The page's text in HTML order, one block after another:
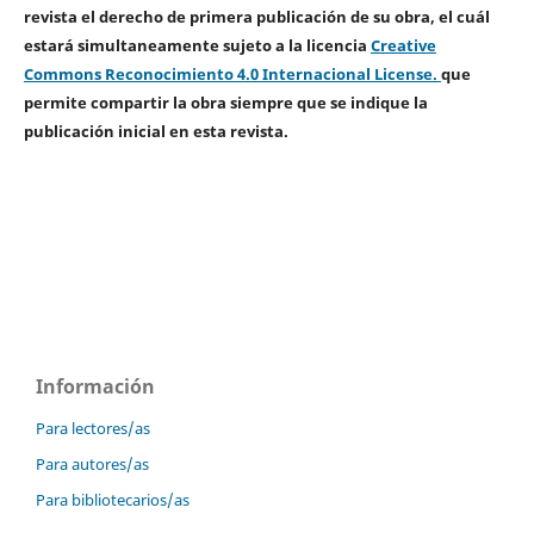
revista el derecho de primera publicación de su obra, el cuál
estará simultaneamente sujeto a la licencia Creative
Commons Reconocimiento 4.0 Internacional License. que
permite compartir la obra siempre que se indique la
publicación inicial en esta revista.
Información
Para lectores/as
Para autores/as
Para bibliotecarios/as